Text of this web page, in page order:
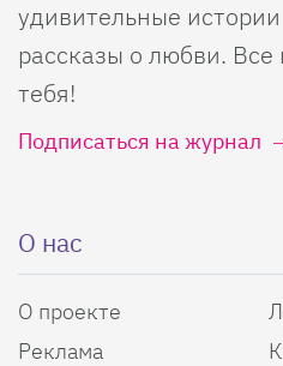
удивительные
рассказы о любви.
тебя!
Подписаться на журнал
О нас
О проекте
Реклама